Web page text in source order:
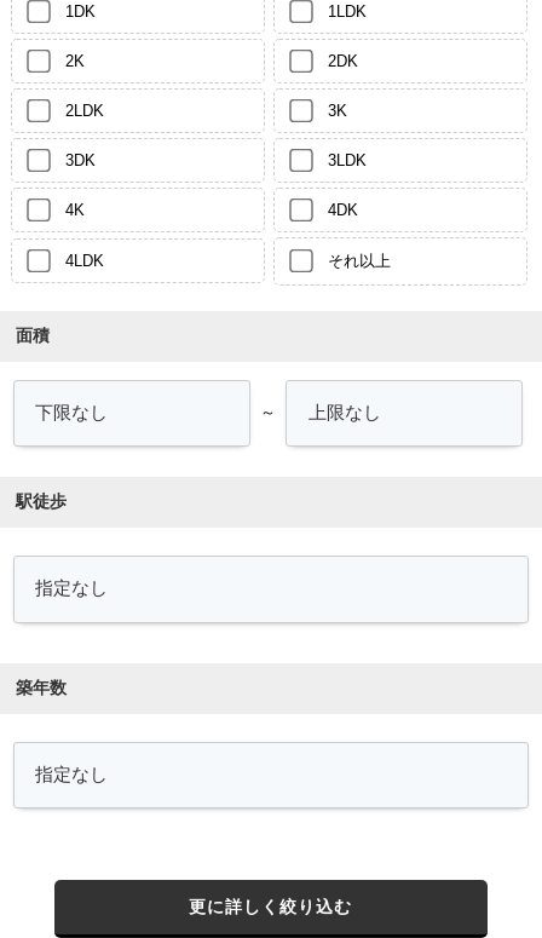
1DK 1LDK
2K 2DK
2LDK 3K
3DK 3LDK
4K 4DK
4LDK それ以上
面積
～
駅徒歩
築年数
更に詳しく絞り込む